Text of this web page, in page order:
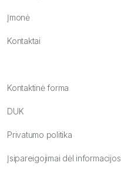
Įmonė
Kontaktai
Kontaktinė forma
DUK
Privatumo politika
Įsipareigojimai dėl informacijos